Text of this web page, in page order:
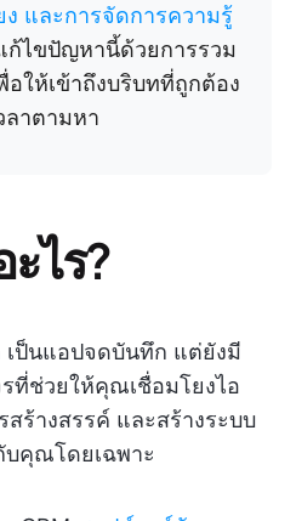
และการจัดการความรู้
ก้ไขปัญหานี้ด้วยการรวม
อให้เข้าถึงบริบทที่ถูกต้อง
ลาตามหา
ไร?
ป็นแอปจดบันทึก แต่ยังมี
ที่ช่วยให้คุณเชื่อมโยงไอ
สร้างสรรค์ และสร้างระบบ
บคุณโดยเฉพาะ